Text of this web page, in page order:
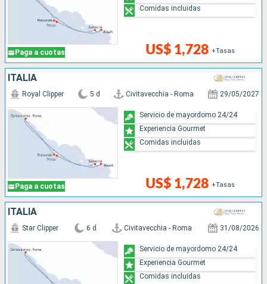
Paga a cuotas US$ 1,728 +Tasas
Comidas incluidas
ITALIA
Paga a cuotas
Royal Clipper 5 d Civitavecchia - Roma 29/05/2027
US$ 1,728 +Tasas
Servicio de mayordomo 24/24
Experiencia Gourmet
Comidas incluidas
ITALIA
Star Clipper 6 d Civitavecchia - Roma 31/08/2026
Servicio de mayordomo 24/24
Experiencia Gourmet
Comidas incluidas